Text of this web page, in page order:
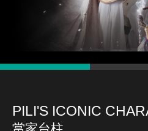
PILI'S ICONIC